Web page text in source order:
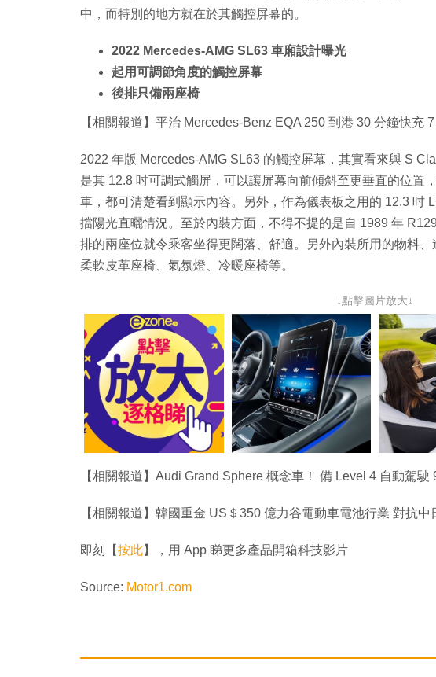
中，而特別的地方就在於其觸控屏幕的。
2022 Mercedes-AMG SL63 車廂設計曝光
起用可調節角度的觸控屏幕
後排只備兩座椅
【相關報道】平治 Mercedes-Benz EQA 250 到港 30 分鐘快充
2022 年版 Mercedes-AMG SL63 的觸控屏幕，其實看來與 S
是其 12.8 吋可調式觸屏，可以讓屏幕向前傾斜至更垂直的位置
車，都可清楚看到顯示內容。另外，作為儀表板之用的 12.3 吋
擋陽光直曬情況。至於內裝方面，不得不提的是自 1989 年
排的兩座位就令乘客坐得更闊落、舒適。另外內裝所用的物料
柔軟皮革座椅、氣氛燈、冷暖座椅等。
↓點擊圖片放大↓
【相關報道】Audi Grand Sphere 概念車！ 備 Level 4 自動駕駛
【相關報道】韓國重金 US＄350 億力谷電動車電池行業 對抗中
即刻【按此】，用 App 睇更多產品開箱科技影片
Source: Motor1.com